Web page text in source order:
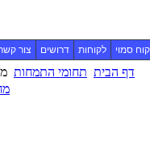
צור דרושים לקוחות סמוי
דף הבית תחומי התמחות